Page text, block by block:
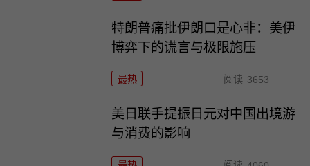
特朗普痛批伊朗口是心非：美伊
博弈下的谎言与极限施压
最热 阅读 3653
美日联手提振日元对中国出境游
与消费的影响